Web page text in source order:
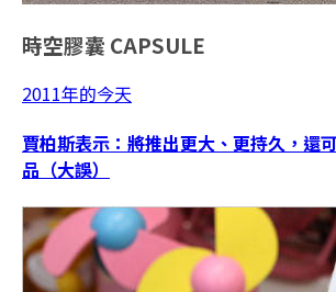
時空膠囊 CAPSULE
2011年的今天
賈柏斯表示：將推出更大、更持久，還
品（大誤）